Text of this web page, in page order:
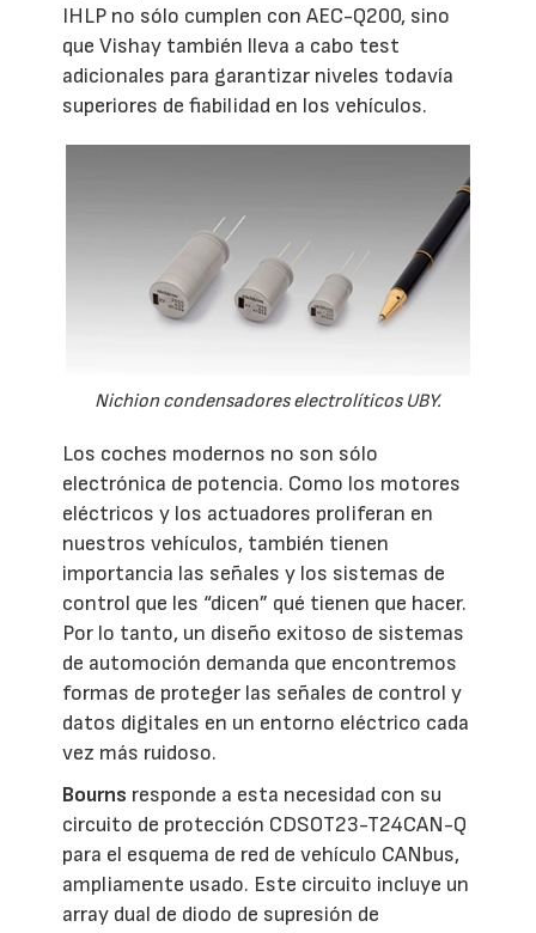
IHLP no sólo cumplen con AEC-Q200, sino
que Vishay también lleva a cabo test
adicionales para garantizar niveles todavía
superiores de fiabilidad en los vehículos.
Nichion condensadores electrolíticos UBY.
Los coches modernos no son sólo
electrónica de potencia. Como los motores
eléctricos y los actuadores proliferan en
nuestros vehículos, también tienen
importancia las señales y los sistemas de
control que les “dicen” qué tienen que hacer.
Por lo tanto, un diseño exitoso de sistemas
de automoción demanda que encontremos
formas de proteger las señales de control y
datos digitales en un entorno eléctrico cada
vez más ruidoso.
Bourns responde a esta necesidad con su
circuito de protección CDSOT23-T24CAN-Q
para el esquema de red de vehículo CANbus,
ampliamente usado. Este circuito incluye un
array dual de diodo de supresión de